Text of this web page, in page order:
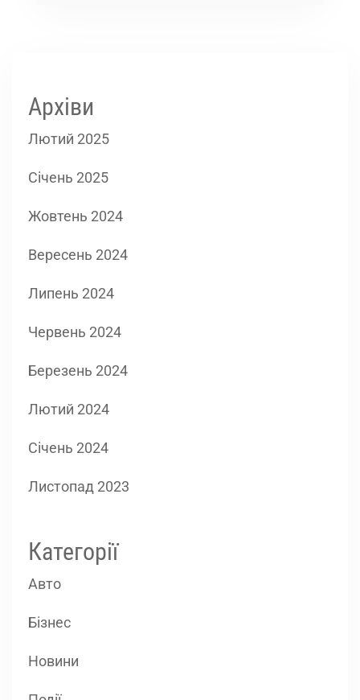
Архіви
Лютий 2025
Січень 2025
Жовтень 2024
Вересень 2024
Липень 2024
Червень 2024
Березень 2024
Лютий 2024
Січень 2024
Листопад 2023
Категорії
Авто
Бізнес
Новини